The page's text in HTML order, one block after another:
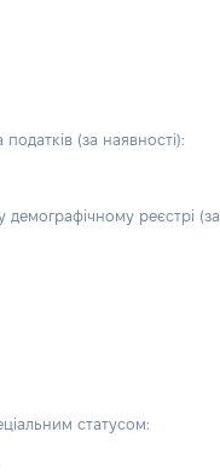
(за наявності):
реєстрі (за
статусом: